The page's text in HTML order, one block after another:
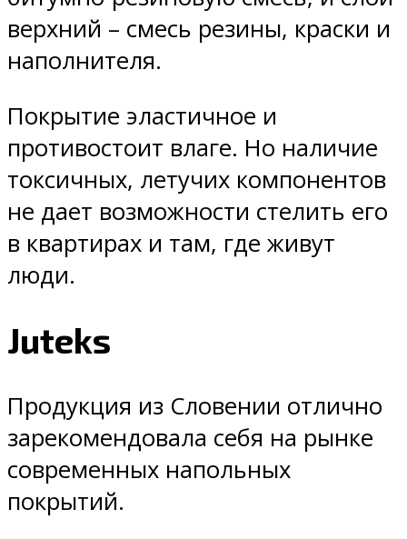
верхний – смесь резины, краски и
наполнителя.
Покрытие эластичное и
противостоит влаге. Но наличие
токсичных, летучих компонентов
не дает возможности стелить его
в квартирах и там, где живут
люди.
Juteks
Продукция из Словении отлично
зарекомендовала себя на рынке
современных напольных
покрытий.